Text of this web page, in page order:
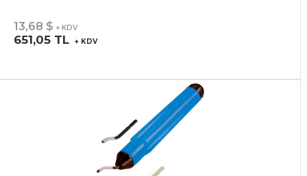
651,05 TL + KDV
13,68 $ + KDV